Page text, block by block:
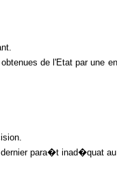
de l'Etat par une
para�t inad�quat